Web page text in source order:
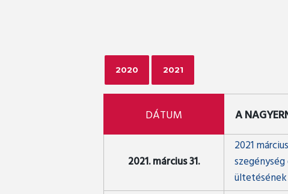
2020 2021
DÁTUM A
2021. március 31.
2021
ültetésének